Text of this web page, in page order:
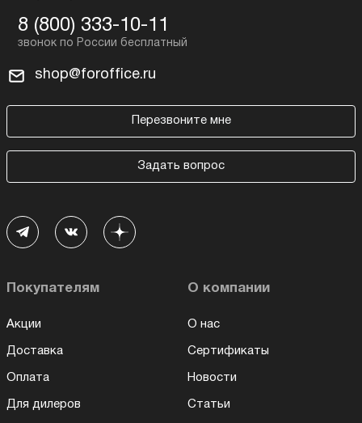
8 (800) 333-10-11
shop@foroffice.ru
Перезвоните мне
Задать вопрос
Покупателям
Акции
Доставка
Оплата
Для дилеров
О компании
О нас
Сертификаты
Новости
Статьи